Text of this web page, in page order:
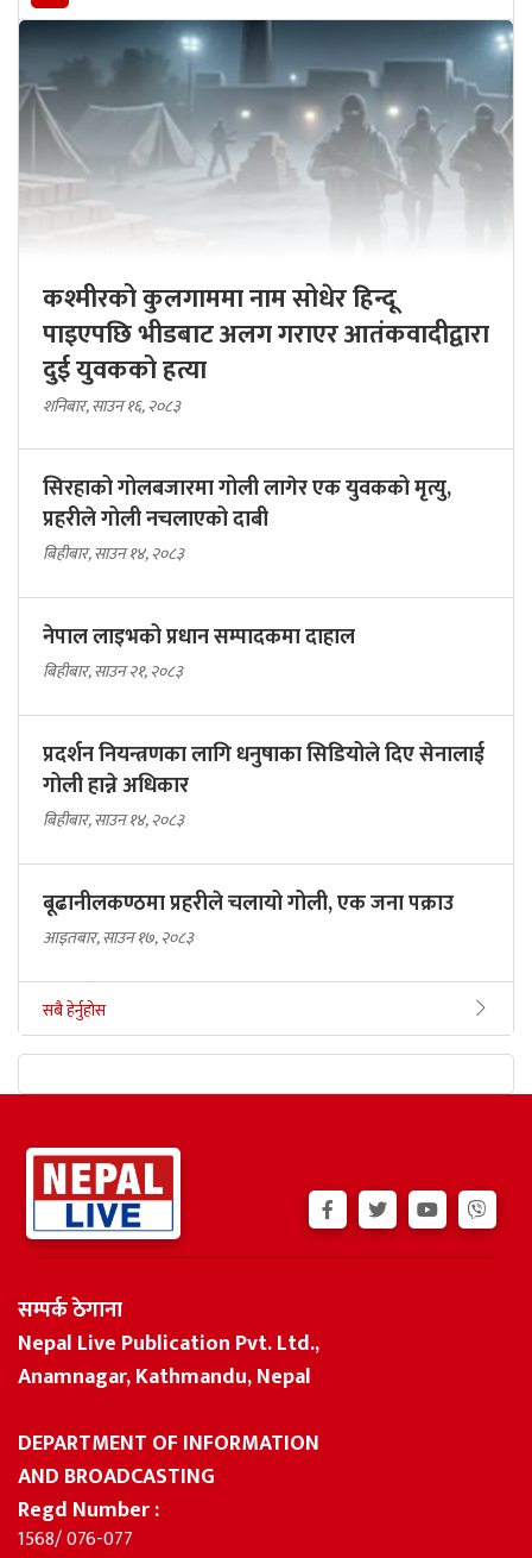
कश्मीरको कुलगाममा नाम सोधेर हिन्दू
पाइएपछि भीडबाट अलग गराएर आतंकवादीद्वारा
दुई युवकको हत्या
शनिबार, साउन १६, २०८३
सिरहाको गोलबजारमा गोली लागेर एक युवकको मृत्यु,
प्रहरीले गोली नचलाएको दाबी
बिहीबार, साउन १४, २०८३
नेपाल लाइभको प्रधान सम्पादकमा दाहाल
बिहीबार, साउन २१, २०८३
प्रदर्शन नियन्त्रणका लागि धनुषाका सिडियोले दिए सेनालाई
गोली हान्ने अधिकार
बिहीबार, साउन १४, २०८३
बूढानीलकण्ठमा प्रहरीले चलायो गोली, एक जना पक्राउ
आइतबार, साउन १७, २०८३
सबै हेर्नुहोस
सम्पर्क ठेगाना
Nepal Live Publication Pvt. Ltd.,
Anamnagar, Kathmandu, Nepal
DEPARTMENT OF INFORMATION
AND BROADCASTING
Regd Number :
1568/ 076-077